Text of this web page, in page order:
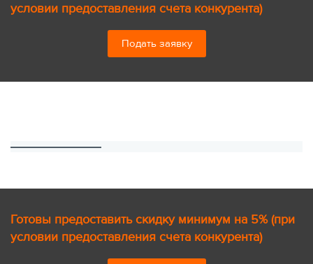
условии предоставления счета конкурента)
Подать заявку
Готовы предоставить скидку минимум на 5% (при
условии предоставления счета конкурента)